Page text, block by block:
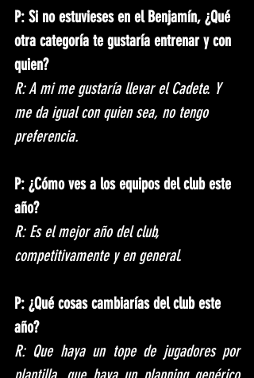
P: Si no estuvieses en el Benjamín, ¿Qué
otra categoría te gustaría entrenar y con
quien?
R: A mi me gustaría llevar el Cadete. Y
me da igual con quien sea, no tengo
preferencia.
P: ¿Cómo ves a los equipos del club este
año?
R: Es el mejor año del club,
competitivamente y en general.
P: ¿Qué cosas cambiarías del club este
año?
R: Que haya un tope de jugadores por